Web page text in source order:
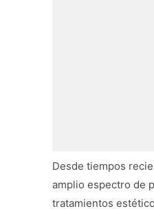
Desde tiempos
amplio espectro de
tratamientos